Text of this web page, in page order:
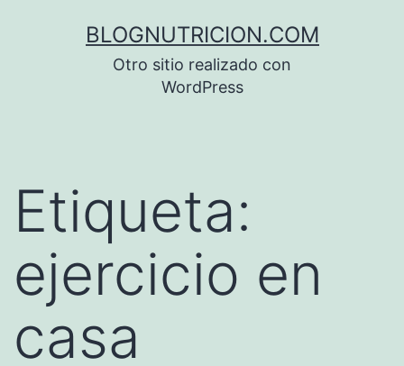
BLOGNUTRICION.COM
Otro sitio realizado con
WordPress
Etiqueta:
ejercicio en
casa